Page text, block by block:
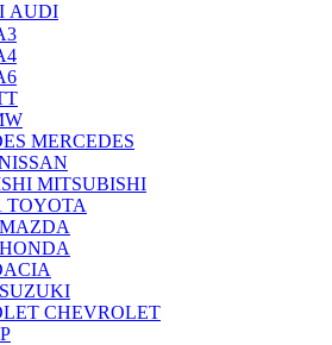
AUDI
MERCEDES
MITSUBISHI
TOYOTA
MAZDA
HONDA
SUZUKI
CHEVROLET